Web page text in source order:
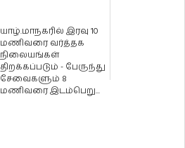
யாழ்.மாநகரில் இரவு 10
மணிவரை வர்த்தக
நிலையங்கள்
திறக்கப்படும் - பேருந்து
சேவைகளும் 8
மணிவரை இடம்பெறு...